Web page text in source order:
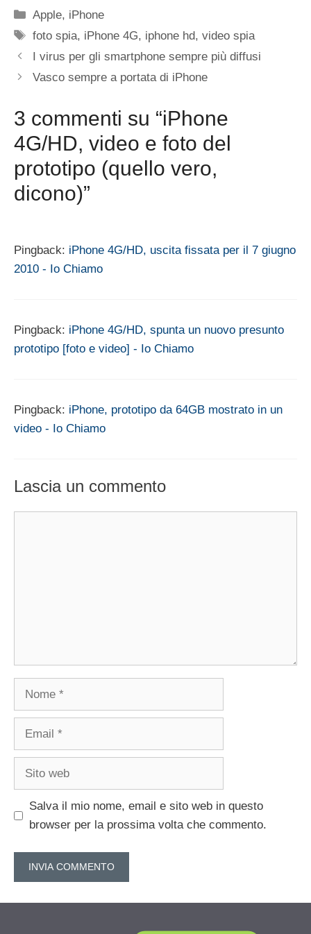
Categorie
Apple, iPhone
Tag
foto spia, iPhone 4G, iphone hd,video spia
I virus per gli smartphone sempre più diffusi
Vasco sempre a portata di iPhone
3 commenti su “iPhone
4G/HD, video e foto del
prototipo (quello vero,
dicono)”
Pingback: iPhone 4G/HD, uscita fissata per il 7 giugno
2010 - Io Chiamo
Pingback: iPhone 4G/HD, spunta un nuovo presunto
prototipo [foto e video] - Io Chiamo
Pingback: iPhone, prototipo da 64GB mostrato in un
video - Io Chiamo
Lascia un commento
Nome
Email
Sito
Salva il mio nome, email e sito web in questo
browser per la prossima volta che commento.